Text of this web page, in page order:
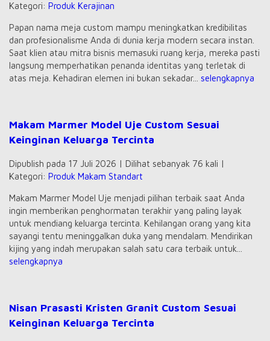
Kategori: Produk Kerajinan
Papan nama meja custom mampu meningkatkan kredibilitas
dan profesionalisme Anda di dunia kerja modern secara instan.
Saat klien atau mitra bisnis memasuki ruang kerja, mereka pasti
langsung memperhatikan penanda identitas yang terletak di
atas meja. Kehadiran elemen ini bukan sekadar... selengkapnya
Makam Marmer Model Uje Custom Sesuai
Keinginan Keluarga Tercinta
Dipublish pada 17 Juli 2026 | Dilihat sebanyak 76 kali |
Kategori: Produk Makam Standart
Makam Marmer Model Uje menjadi pilihan terbaik saat Anda
ingin memberikan penghormatan terakhir yang paling layak
untuk mendiang keluarga tercinta. Kehilangan orang yang kita
sayangi tentu meninggalkan duka yang mendalam. Mendirikan
kijing yang indah merupakan salah satu cara terbaik untuk...
selengkapnya
Nisan Prasasti Kristen Granit Custom Sesuai
Keinginan Keluarga Tercinta